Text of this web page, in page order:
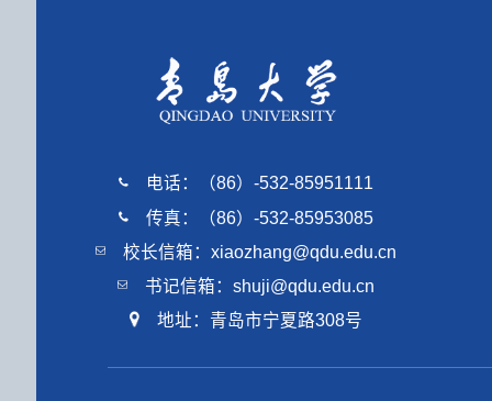
电话：（86）-532-85951111
传真：（86）-532-85953085
校长信箱：xiaozhang@qdu.edu.cn
书记信箱：shuji@qdu.edu.cn
地址：青岛市宁夏路308号